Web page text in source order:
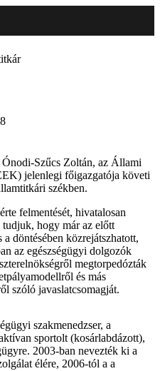
Szűcs Zoltán, az Állami
jelenlegi főigazgatója követi
székben.
felmentését, hivatalosan
hogy már az előtt
döntésében közrejátszhatott,
az egészségügyi dolgozók
megtorpedózták
és más
szóló javaslatcsomagját.
szakmenedzser, a
sportolt (kosárlabdázott),
2003-ban nevezték ki a
élére, 2006-tól a a